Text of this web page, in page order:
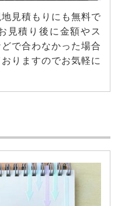
見積もりにも無料で
見積り後に金額やス
で合わなかった場合
りますのでお気軽に